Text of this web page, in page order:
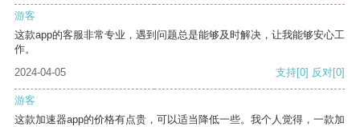
游客
这款app的客服非常专业，遇到问题总是能够及时解决，让我能够安心工
作。
2024-04-05
支持[0] 反对[0]
游客
这款加速器app的价格有点贵，可以适当降低一些。我个人觉得，一款加